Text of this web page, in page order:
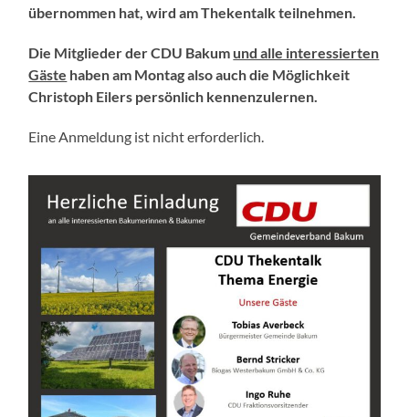
übernommen hat, wird am Thekentalk teilnehmen.
Die Mitglieder der CDU Bakum und alle interessierten
Gäste haben am Montag also auch die Möglichkeit
Christoph Eilers persönlich kennenzulernen.
Eine Anmeldung ist nicht erforderlich.